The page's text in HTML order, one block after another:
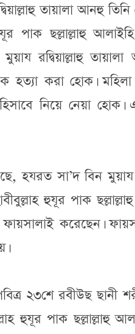
তায়ালা আনহু
পাক ছল্লাল্লাহু
রদ্বিয়াল্লাহু
হত্যা করা হোক।
নিয়ে নেয়া
হযরত সা’দ বিন
হুযূর পাক
করেছেন।
২৩শে রবীউছ ছানী
হুযূর পাক ছল্লাল্লাহু